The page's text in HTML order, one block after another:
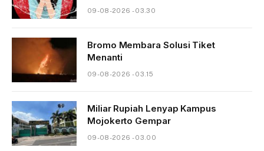
09-08-2026 - 03.30
Bromo Membara Solusi Tiket
Menanti
09-08-2026 - 03.15
Miliar Rupiah Lenyap Kampus
Mojokerto Gempar
09-08-2026 - 03.00